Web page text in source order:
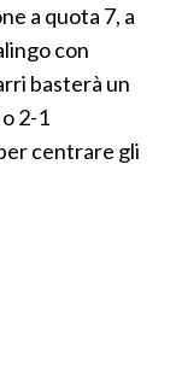
a quota 7, a
con
basterà un
2-1
centrare gli